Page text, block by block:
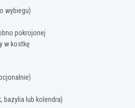
wybiegu)
pokrojonej
w kostkę
bazylia lub kolendra)